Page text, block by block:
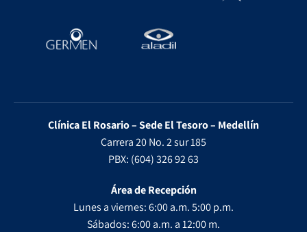
Clínica El Rosario – Sede El Tesoro – Medellín
Carrera 20 No. 2 sur 185
PBX: (604) 326 92 63
Área de Recepción
Lunes a viernes: 6:00 a.m. 5:00 p.m.
Sábados: 6:00 a.m. a 12:00 m.